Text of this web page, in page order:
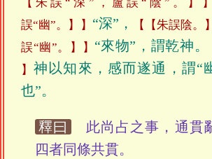
誤“幽”。】
“深”， 【朱誤陰。】
誤“幽”。】
“來物”，謂乾神。
神以知來，感而遂通，謂“
也”。
釋曰
此尚占之事，通貫
四者同條共貫。